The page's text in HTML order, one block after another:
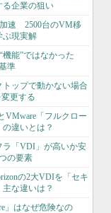
る企業の狙い
速 2500台のVM移
ぶ現実解
機能”ではなかった
準
ップで動かない場合
更する
VMware「フルクロー
違いとは？
ラ「VDI」が高いか安
の要素
の2大VDIを「セキ
な違いは？
」はなぜ危険なの